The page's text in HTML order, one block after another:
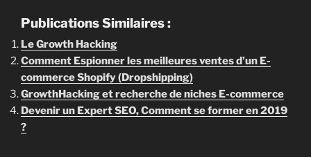
Publications Similaires :
Le Growth Hacking
Comment Espionner les meilleures ventes d’un E-
commerce Shopify (Dropshipping)
GrowthHacking et recherche de niches E-commerce
Devenir un Expert SEO, Comment se former en 2019
?